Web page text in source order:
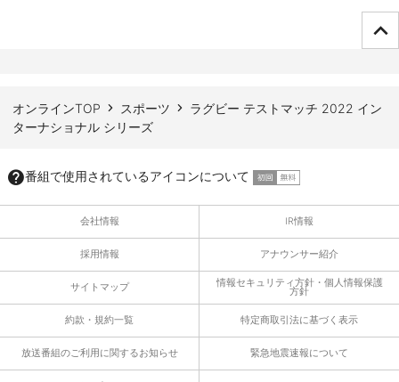
オンラインTOP スポーツ
ラグビー テストマッチ 2022 イン
ターナショナル シリーズ
番組で使用されているアイコンについて
会社情報 IR情報
採用情報 アナウンサー紹介
サイトマップ 情報セキュリティ方針・個人情報保護
方針
約款・規約一覧 特定商取引法に基づく表示
放送番組のご利用に関するお知らせ 緊急地震速報について